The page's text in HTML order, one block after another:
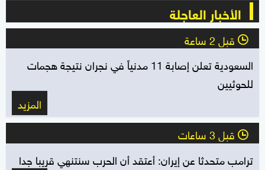
الأخبار العاجلة
l قبل 2 ساعة
السعودية تعلن إصابة 11 مدنياً في نجران نتيجة هجمات
للحوثيين
المزيد
l قبل 3 ساعات
ترامب متحدثا عن إيران: أعتقد أن الحرب سنتنهي قريبا جدا